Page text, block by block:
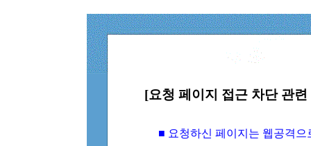
[요청 페이지 접근 차단 관
■ 요청하신 페이지는 웹공격